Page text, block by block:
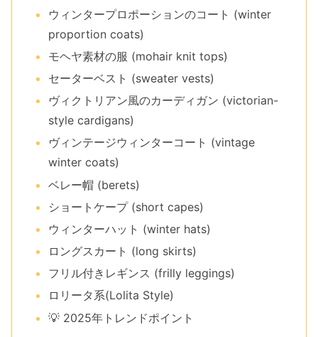
ウィンタープロポーションのコート (winter
proportion coats)
モヘヤ素材の服 (mohair knit tops)
セーターベスト (sweater vests)
ヴィクトリアン風のカーディガン (victorian-
style cardigans)
ヴィンテージウィンターコート (vintage
winter coats)
ベレー帽 (berets)
ショートケープ (short capes)
ウィンターハット (winter hats)
ロングスカート (long skirts)
フリル付きレギンス (frilly leggings)
ロリータ系(Lolita Style)
💡 2025年トレンドポイント